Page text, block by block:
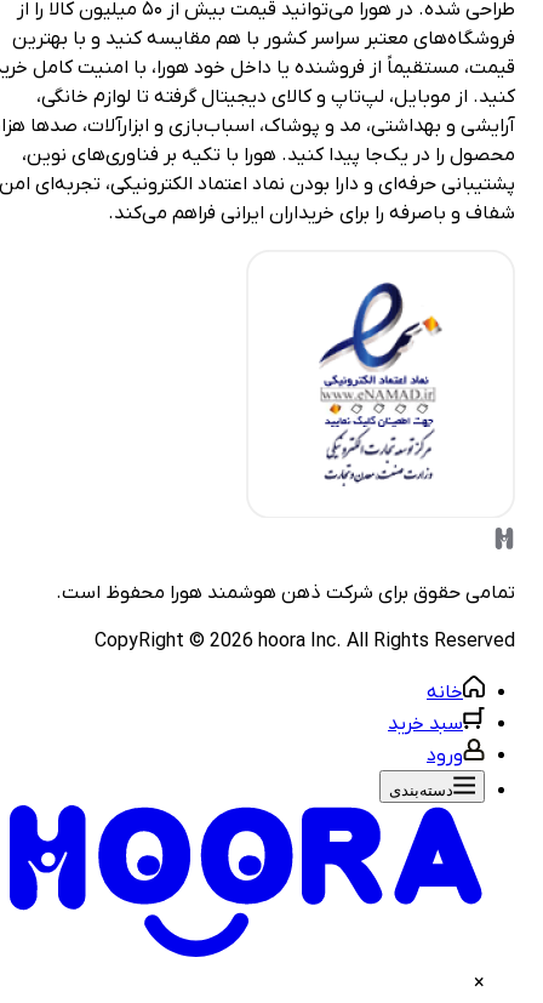
طراحی شده. در هورا می‌توانید قیمت بیش از ۵۰ میلیون کالا را از
معتبر سراسر کشور با هم مقایسه کنید و با بهترین
مستقیماً از فروشنده یا داخل خود هورا، با امنیت کامل خرید
از موبایل، لپ‌تاپ و کالای دیجیتال گرفته تا لوازم خانگی،
و بهداشتی، مد و پوشاک، اسباب‌بازی و ابزارآلات، صدها هزار
را در یک‌جا پیدا کنید. هورا با تکیه بر فناوری‌های نوین،
حرفه‌ای و دارا بودن نماد اعتماد الکترونیکی، تجربه‌ای امن،
و باصرفه را برای خریداران ایرانی فراهم می‌کند.
حقوق برای شرکتذهن هوشمند هورامحفوظ است.
CopyRight ©2026hoora Inc. All Rights
خانه
سبد خرید
ورود
دسته‌بندی‌